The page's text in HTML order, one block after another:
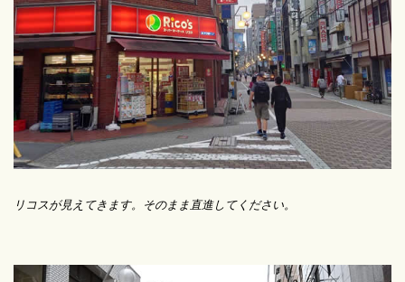
リコスが見えてきます。そのまま直進してください。